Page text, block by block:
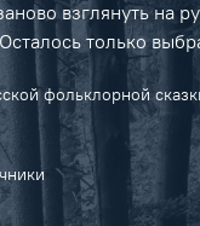
взглянуть на
только
фольклорной
кино